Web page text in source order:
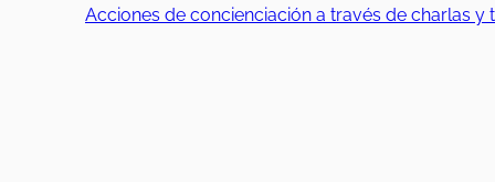
Acciones de concienciación a través de charlas